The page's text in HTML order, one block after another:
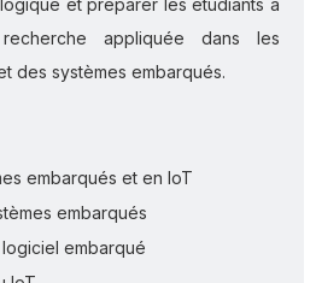
et préparer les étudiants à
appliquée dans les
des systèmes embarqués.
embarqués et en IoT
embarqués
embarqué